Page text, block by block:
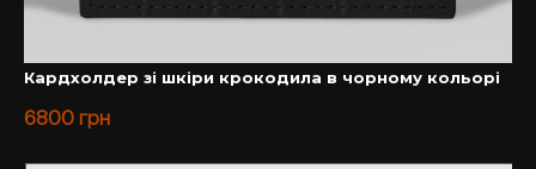
Пропонуємо на вибір елітні чохли для iPhone не
екзотичних матеріалів.
Ми цінуємо кожного нашого клієнта, тому із
Кардхолдер зі шкіри крокодила в чорному кольорі
6800 грн